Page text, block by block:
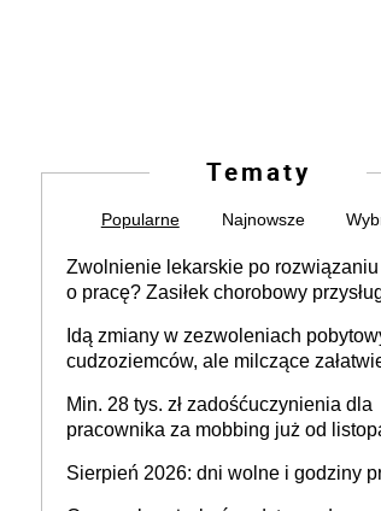
Tematy
Popularne Najnowsze
Zwolnienie lekarskie po
o pracę? Zasiłek chorobowy
dni od ustania stosunku pracy
Idą zmiany w zezwoleniach
cudzoziemców, ale milczące
Min. 28 tys. zł zadośćuczynienia dla
pracownika za mobbing już od
zespołu
Sierpień 2026: dni wolne i godziny